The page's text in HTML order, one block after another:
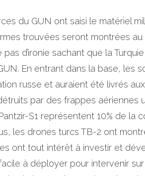
du GUN ont saisi le matériel
trouvées seront montrées
d’ironie sachant que la
En entrant dans la base, les
russe et auraient été livrés
par des frappes
S1 représentent 10% de
les drones turcs TB-2 ont
ont tout intérêt à investir et
à déployer pour intervenir